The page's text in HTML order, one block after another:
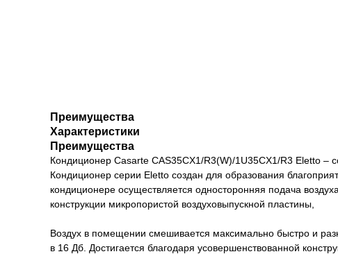
Преимущества
Характеристики
Преимущества
Кондиционер Casarte CAS35CX1/R3(W)/1U35CX1/R3 Eletto –
Кондиционер серии Eletto создан для образования
кондиционере осуществляется односторонняя подача
конструкции микропористой воздуховыпускной пластины,
Воздух в помещении смешивается максимально быстро и
в 16 Дб. Достигается благодаря усовершенствованной